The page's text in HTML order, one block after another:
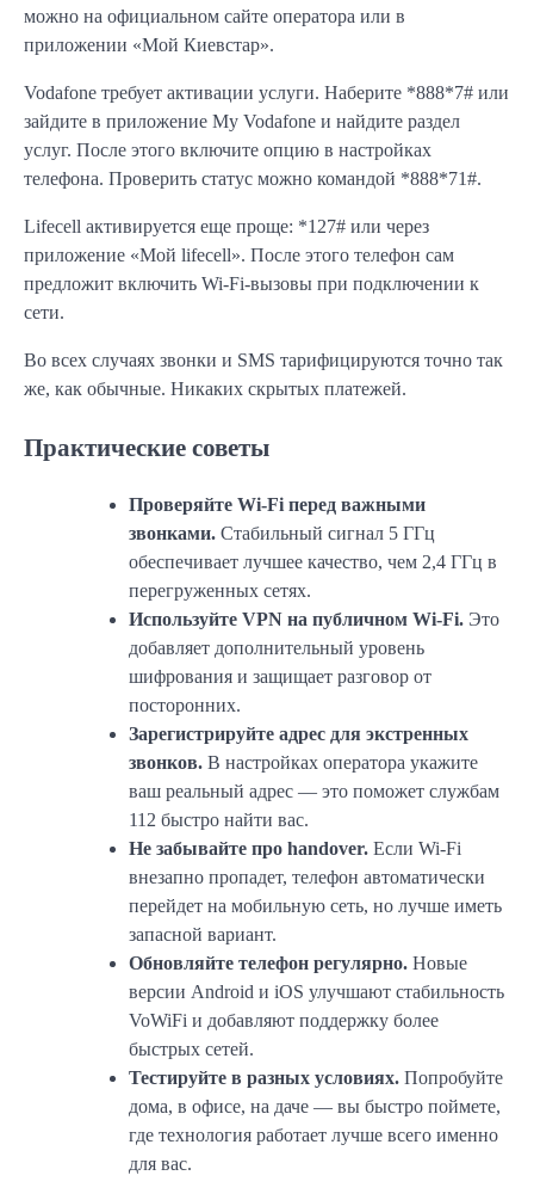
можно на официальном сайте оператора или в
приложении «Мой Киевстар».
Vodafone требует активации услуги. Наберите *888*7# или
зайдите в приложение My Vodafone и найдите раздел
услуг. После этого включите опцию в настройках
телефона. Проверить статус можно командой *888*71#.
Lifecell активируется еще проще: *127# или через
приложение «Мой lifecell». После этого телефон сам
предложит включить Wi-Fi-вызовы при подключении к
сети.
Во всех случаях звонки и SMS тарифицируются точно так
же, как обычные. Никаких скрытых платежей.
Практические советы
Проверяйте Wi-Fi перед важными
звонками. Стабильный сигнал 5 ГГц
обеспечивает лучшее качество, чем 2,4 ГГц в
перегруженных сетях.
Используйте VPN на публичном Wi-Fi. Это
добавляет дополнительный уровень
шифрования и защищает разговор от
посторонних.
Зарегистрируйте адрес для экстренных
звонков. В настройках оператора укажите
ваш реальный адрес — это поможет службам
112 быстро найти вас.
Не забывайте про handover. Если Wi-Fi
внезапно пропадет, телефон автоматически
перейдет на мобильную сеть, но лучше иметь
запасной вариант.
Обновляйте телефон регулярно. Новые
версии Android и iOS улучшают стабильность
VoWiFi и добавляют поддержку более
быстрых сетей.
Тестируйте в разных условиях. Попробуйте
дома, в офисе, на даче — вы быстро поймете,
где технология работает лучше всего именно
для вас.